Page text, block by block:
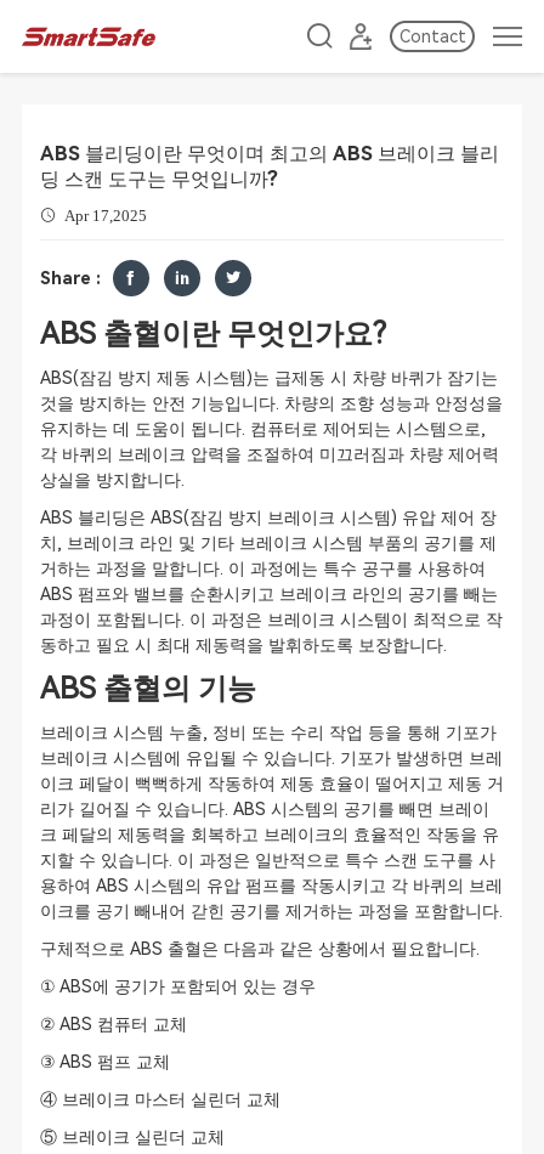
Contact
ABS 블리딩이란 무엇이며 최고의 ABS 브레이크 블리
딩 스캔 도구는 무엇입니까?
Apr 17,2025
Share :
ABS 출혈이란 무엇인가요?
ABS(잠김 방지 제동 시스템)는 급제동 시 차량 바퀴가 잠기는
것을 방지하는 안전 기능입니다. 차량의 조향 성능과 안정성을
유지하는 데 도움이 됩니다. 컴퓨터로 제어되는 시스템으로,
각 바퀴의 브레이크 압력을 조절하여 미끄러짐과 차량 제어력
상실을 방지합니다.
ABS 블리딩은 ABS(잠김 방지 브레이크 시스템) 유압 제어 장
치, 브레이크 라인 및 기타 브레이크 시스템 부품의 공기를 제
거하는 과정을 말합니다. 이 과정에는 특수 공구를 사용하여
ABS 펌프와 밸브를 순환시키고 브레이크 라인의 공기를 빼는
과정이 포함됩니다. 이 과정은 브레이크 시스템이 최적으로 작
동하고 필요 시 최대 제동력을 발휘하도록 보장합니다.
ABS 출혈의 기능
브레이크 시스템 누출, 정비 또는 수리 작업 등을 통해 기포가
브레이크 시스템에 유입될 수 있습니다. 기포가 발생하면 브레
이크 페달이 뻑뻑하게 작동하여 제동 효율이 떨어지고 제동 거
리가 길어질 수 있습니다. ABS 시스템의 공기를 빼면 브레이
크 페달의 제동력을 회복하고 브레이크의 효율적인 작동을 유
지할 수 있습니다. 이 과정은 일반적으로 특수 스캔 도구를 사
용하여 ABS 시스템의 유압 펌프를 작동시키고 각 바퀴의 브레
이크를 공기 빼내어 갇힌 공기를 제거하는 과정을 포함합니다.
구체적으로 ABS 출혈은 다음과 같은 상황에서 필요합니다.
① ABS에 공기가 포함되어 있는 경우
② ABS 컴퓨터 교체
③ ABS 펌프 교체
④ 브레이크 마스터 실린더 교체
⑤ 브레이크 실린더 교체